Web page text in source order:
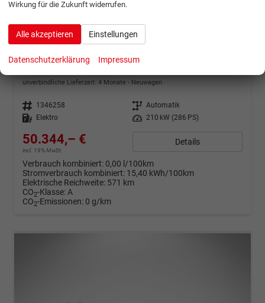
ab 997,– € mtl.
Volkswagen ID.5
unverbindliche Lieferzeit: 4 Monate Neuwagen
Fahrzeugnr. 1346258 Getriebe Automatik
Kraftstoff
Elektro Leistung 210 kW (286 PS)
50.344,– €
incl. 19% MwSt.
Details
Verbrauch kombiniert: 0,00 l/100km
Stromverbrauch kombiniert: 15,40 kWh/100km
Elektrische Reichweite: 571 km
CO2-Klasse:A
CO2-Emissionen: 0 g/km
Wirkung für die Zukunft widerrufen.
Alle akzeptieren Einstellungen
Datenschutzerklärung Impressum